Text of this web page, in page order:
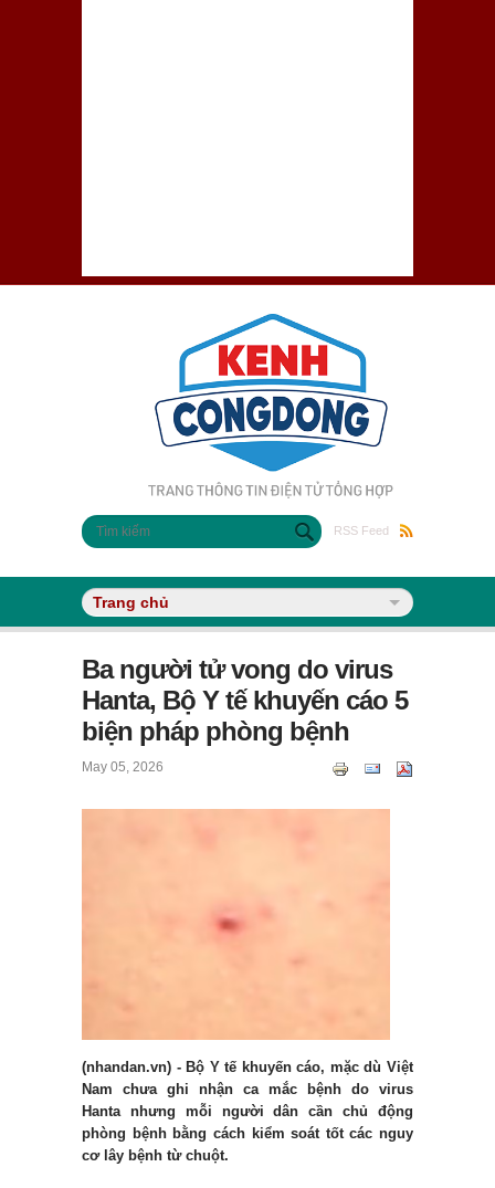
RSS Feed
Biểu mẫu tìm kiếm
Tìm kiếm
Ba người tử vong do virus
Hanta, Bộ Y tế khuyến cáo 5
biện pháp phòng bệnh
May 05, 2026
(nhandan.vn) - Bộ Y tế khuyến cáo, mặc dù Việt
Nam chưa ghi nhận ca mắc bệnh do virus
Hanta nhưng mỗi người dân cần chủ động
phòng bệnh bằng cách kiểm soát tốt các nguy
cơ lây bệnh từ chuột.